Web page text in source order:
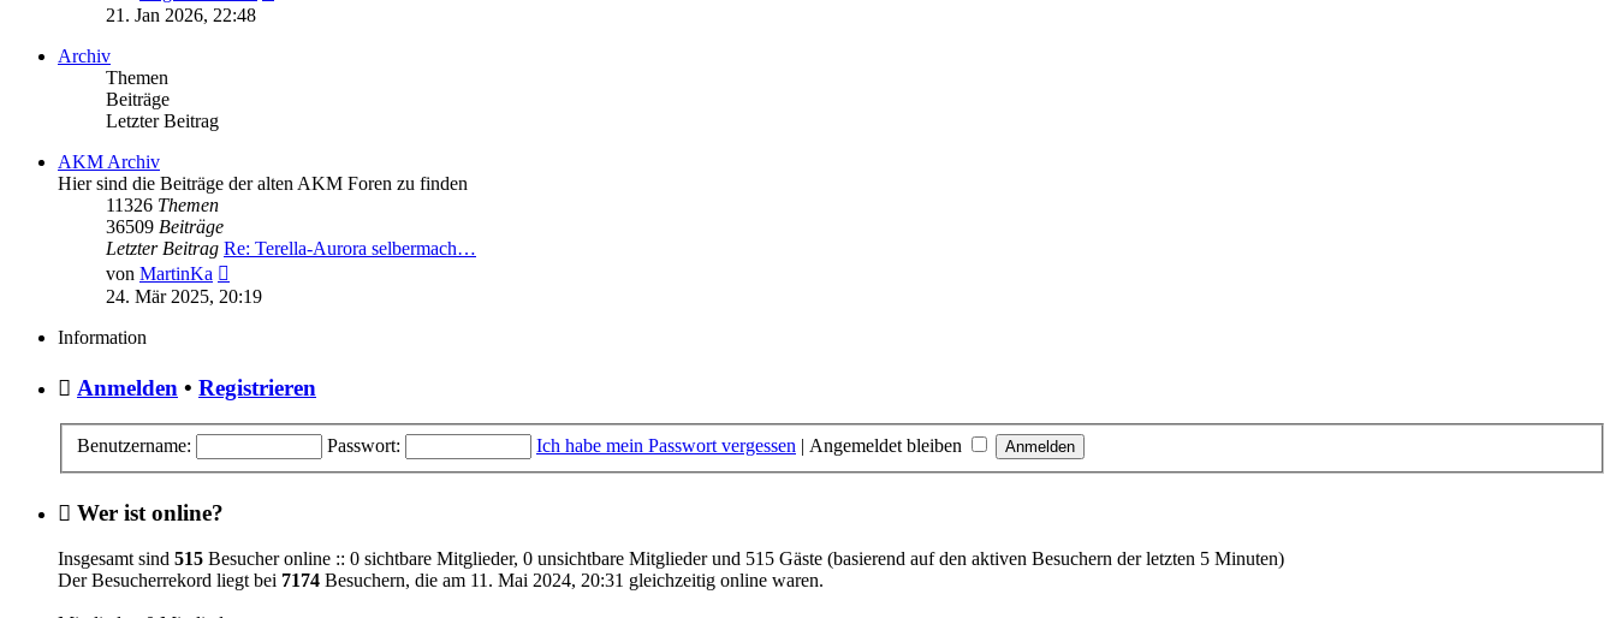
21. Jan 2026, 22:48
Archiv
Themen
Beiträge
Letzter Beitrag
AKM Archiv
Hier sind die Beiträge der alten AKM Foren zu finden
11326 Themen
36509 Beiträge
Letzter Beitrag Re: Terella-Aurora selbermach…
von MartinKa
Beitrag
24. Mär 2025, 20:19
Information
Anmelden • Registrieren
Benutzername: Passwort: Ich habe mein Passwort vergessen | Angemeldet bleiben
Wer ist online?
Insgesamt sind 515 Besucher online :: 0 sichtbare Mitglieder, 0 unsichtbare Mitglieder und 515 Gäste (basierend auf den aktiven Besuchern der letzten 5 Minuten)
Der Besucherrekord liegt bei 7174 Besuchern, die am 11. Mai 2024, 20:31 gleichzeitig online waren.